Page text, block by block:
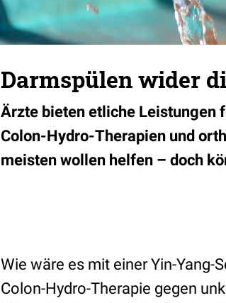
Darmspülen wider
Ärzte bieten etliche Leistungen
Colon-Hydro-Therapien und
meisten wollen helfen – doch
Wie wäre es mit einer Yin-
Colon-Hydro-Therapie gegen